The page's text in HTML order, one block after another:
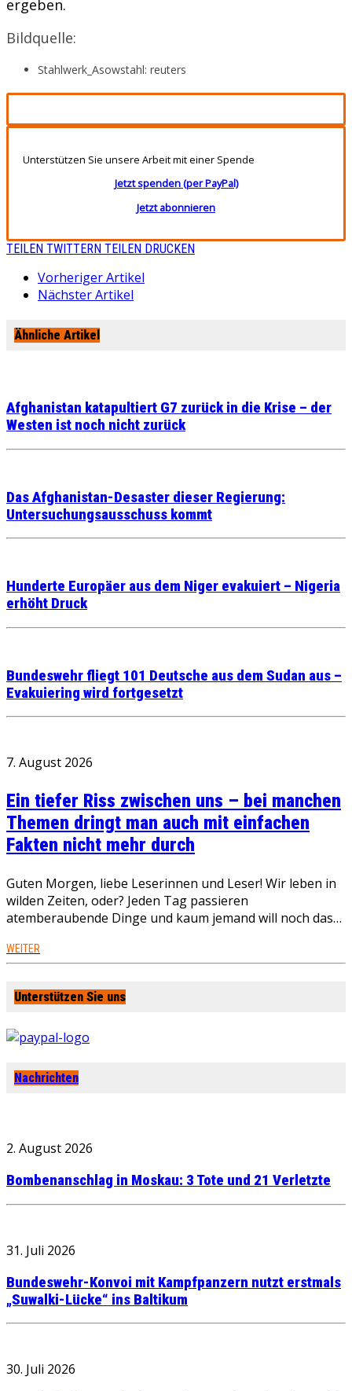
ergeben.
Bildquelle:
Stahlwerk_Asowstahl: reuters
Unterstützen Sie unsere Arbeit mit einer Spende
Jetzt spenden (per PayPal)
Jetzt abonnieren
TEILEN TWITTERN TEILEN DRUCKEN
Vorheriger Artikel
Nächster Artikel
Ähnliche Artikel
Afghanistan katapultiert G7 zurück in die Krise – der
Westen ist noch nicht zurück
Das Afghanistan-Desaster dieser Regierung:
Untersuchungsausschuss kommt
Hunderte Europäer aus dem Niger evakuiert – Nigeria
erhöht Druck
Bundeswehr fliegt 101 Deutsche aus dem Sudan aus –
Evakuiering wird fortgesetzt
7. August 2026
Ein tiefer Riss zwischen uns – bei manchen
Themen dringt man auch mit einfachen
Fakten nicht mehr durch
Guten Morgen, liebe Leserinnen und Leser! Wir leben in
wilden Zeiten, oder? Jeden Tag passieren
atemberaubende Dinge und kaum jemand will noch das…
WEITER
Unterstützen Sie uns
Nachrichten
2. August 2026
Bombenanschlag in Moskau: 3 Tote und 21 Verletzte
31. Juli 2026
Bundeswehr-Konvoi mit Kampfpanzern nutzt erstmals
„Suwalki-Lücke“ ins Baltikum
30. Juli 2026